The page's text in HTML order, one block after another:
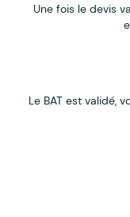
Une fois le devis
Le BAT est validé,